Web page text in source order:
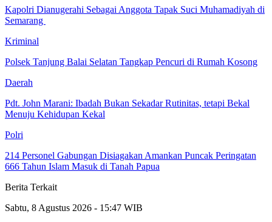
Kapolri Dianugerahi Sebagai Anggota Tapak Suci Muhamadiyah di
Semarang
Kriminal
Polsek Tanjung Balai Selatan Tangkap Pencuri di Rumah Kosong
Daerah
Pdt. John Marani: Ibadah Bukan Sekadar Rutinitas, tetapi Bekal
Menuju Kehidupan Kekal
Polri
214 Personel Gabungan Disiagakan Amankan Puncak Peringatan
666 Tahun Islam Masuk di Tanah Papua
Berita Terkait
Sabtu, 8 Agustus 2026 - 15:47 WIB